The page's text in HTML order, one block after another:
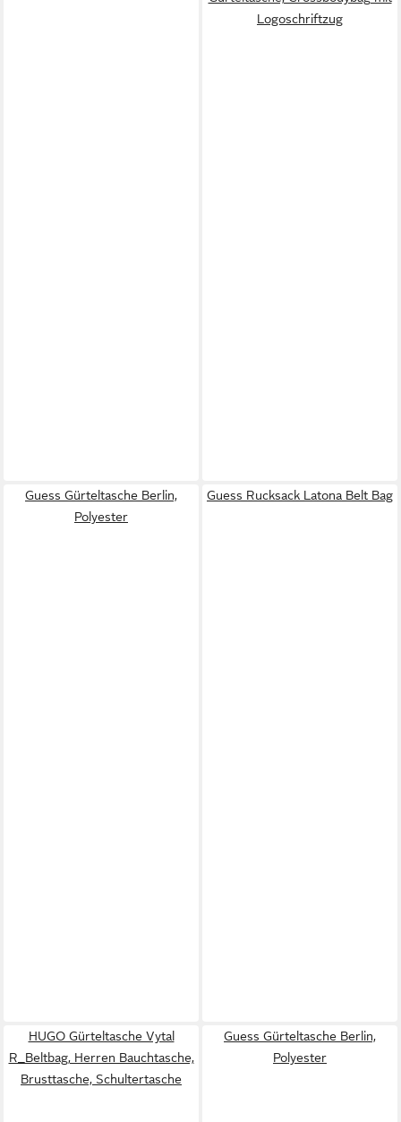
Logoschriftzug
Guess Gürteltasche Berlin,
Polyester
Guess Rucksack Latona Belt Bag
HUGO Gürteltasche Vytal
R_Beltbag, Herren Bauchtasche,
Brusttasche, Schultertasche
Guess Gürteltasche Berlin,
Polyester